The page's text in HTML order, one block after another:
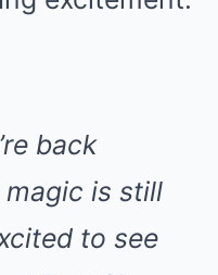
back
is still
to see